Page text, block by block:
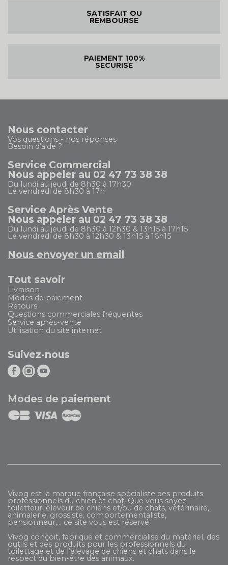
SATISFAIT OU
REMBOURSE
PAIEMENT 100%
SECURISE
Nous contacter
Vos questions - nos réponses
Besoin d'aide ?
Service Commercial
Nous appeler au 02 47 73 38 38
Du lundi au jeudi de 8h30 à 17h30
Le vendredi de 8h30 à 17h
Service Après Vente
Nous appeler au 02 47 73 38 38
Du lundi au jeudi de 8h30 à 12h30 & 13h15 à 17h15
Le vendredi de 8h30 à 12h30 & 13h15 à 16h15
Nous envoyer un email
Tout savoir
Livraison
Modes de paiement
Retours
Questions commerciales fréquentes
Service après-vente
Utilisation du site internet
Suivez-nous
Modes de paiement
Vivog est la marque française spécialiste des produits
professionnels du chien et chat. Que vous soyez
toiletteur, éleveur de chiens et/ou de chats, vétérinaire,
animalerie, grossiste, comportementaliste,
pensionneur,... ce site vous est réservé.
Vivog conçoit, fabrique et commercialise du matériel, des
outils et des produits pour les professionnels du
toilettage et de l’élevage de chiens et chats dans le
respect du bien-être des animaux.